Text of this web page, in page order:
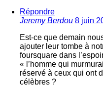
Répondre
Jeremy Berdou 8 juin
Est-ce que demain
ajouter leur tombe à
foursquare dans
« l’homme qui
réservé à ceux qui ont
célèbres ?